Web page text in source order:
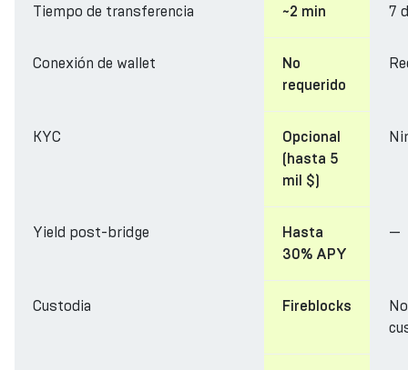
Tiempo de transferencia ~2 min 7
Conexión de wallet
No
requerido
KYC
Opcional
(hasta 5
mil $)
Yield post-bridge
Hasta
30% APY
—
Custodia Fireblocks